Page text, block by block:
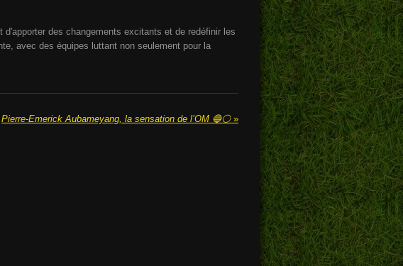
des changements excitants et de redéfinir les
avec des équipes luttant non seulement pour la
Pierre-Emerick Aubameyang, la sensation de l’OM 🔵⚪️ »